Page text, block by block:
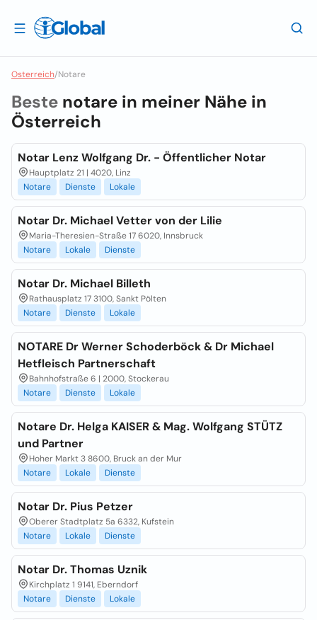
Osterreich/Notare
Beste notare in meiner Nähe in
Österreich
Notar Lenz Wolfgang Dr. - Öffentlicher Notar
Hauptplatz 21 | 4020, Linz
Notare
Dienste Lokale
Notar Dr. Michael Vetter von der Lilie
Maria-Theresien-Straße 17 6020, Innsbruck
Notare
Lokale Dienste
Notar Dr. Michael Billeth
Rathausplatz 17 3100, Sankt Pölten
Notare
Dienste Lokale
NOTARE Dr Werner Schoderböck & Dr Michael
Hetfleisch Partnerschaft
Bahnhofstraße 6 | 2000, Stockerau
Notare
Dienste Lokale
Notare Dr. Helga KAISER & Mag. Wolfgang STÜTZ
und Partner
Hoher Markt 3 8600, Bruck an der Mur
Notare
Lokale Dienste
Notar Dr. Pius Petzer
Oberer Stadtplatz 5a 6332, Kufstein
Notare
Lokale Dienste
Notar Dr. Thomas Uznik
Kirchplatz 1 9141, Eberndorf
Notare
Dienste Lokale